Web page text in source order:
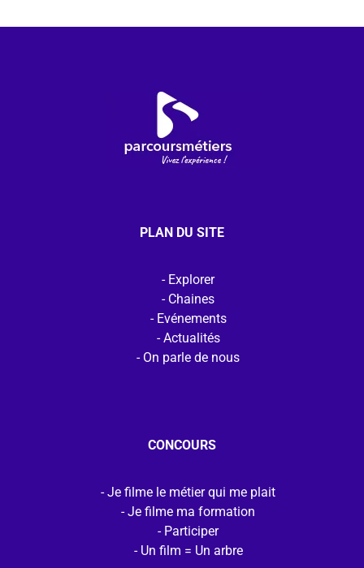
PLAN DU SITE
Explorer
Chaines
Evénements
Actualités
On parle de nous
CONCOURS
Je filme le métier qui me plait
Je filme ma formation
Participer
Un film = Un arbre